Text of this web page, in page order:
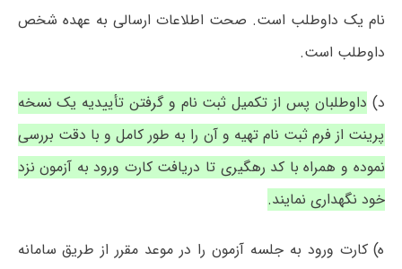
نام یک داوطلب است. صحت اطلاعات ارسالی به عهده شخص
داوطلب است.
د) داوطلبان پس از تکمیل ثبت نام و گرفتن تأییدیه یک نسخه
پرینت از فرم ثبت نام تهیه و آن را به طور کامل و با دقت بررسی
نموده و همراه با کد رهگیری تا دریافت کارت ورود به آزمون نزد
خود نگهداری نمایند.
ه) کارت ورود به جلسه آزمون را در موعد مقرر از طریق سامانه